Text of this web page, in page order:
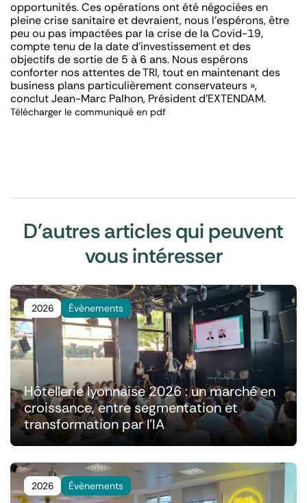
opportunités. Ces opérations ont été négociées en
pleine crise sanitaire et devraient, nous l’espérons, être
peu ou pas impactées par la crise de la Covid-19,
compte tenu de la date d’investissement et des
objectifs de sortie de 5 à 6 ans. Nous espérons
conforter nos attentes de TRI, tout en maintenant des
business plans particulièrement conservateurs »,
conclut Jean-Marc Palhon, Président d’EXTENDAM.
Télécharger le communiqué en pdf
D'autres articles qui peuvent
vous intéresser
2026 Évènements
Hôtellerie lyonnaise 2026 : un marché en
croissance, entre segmentation et
transformation par l'IA
2026 Évènements